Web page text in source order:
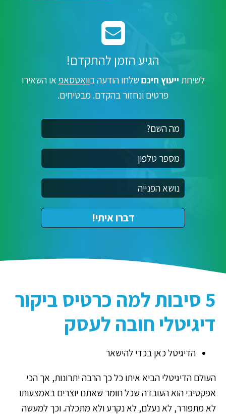
הגיע הזמן להתקדם!
לשיחת ייעוץ חינםשלחו הודעה בוואטסאפ או השאירו
פרטים ונחזור בהקדם. מבטיחים.
5 סיבות למה כרטיס ביקור
דיגיטלי חובה לעסק
הדיגיטל כאן בכדי להישאר
העולם הדיגיטלי הביא איתו כל כך הרבה יתרונות, אך הכי
אפקטיבי הוא העובדה שכל חומר שאתם יוצרים באמצעותו
לא מתפורר, לא נעלם, לא נקרע ולא מתכלה. וכך למעשה